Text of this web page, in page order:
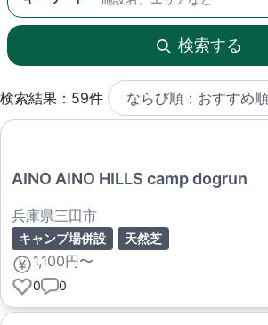
検索する
検索結果：59件
AINO AINO HILLS camp dogrun
兵庫県三田市
キャンプ場併設 天然芝
1,100円〜
0 0